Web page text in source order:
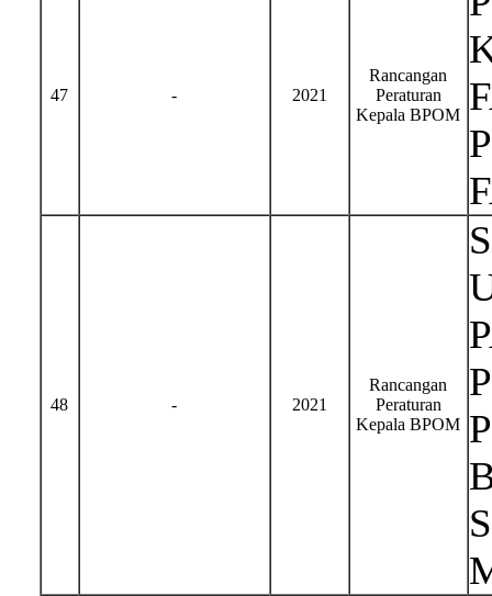
47 - 2021
Rancangan
Peraturan
Kepala BPOM
48 - 2021
Rancangan
Peraturan
Kepala BPOM